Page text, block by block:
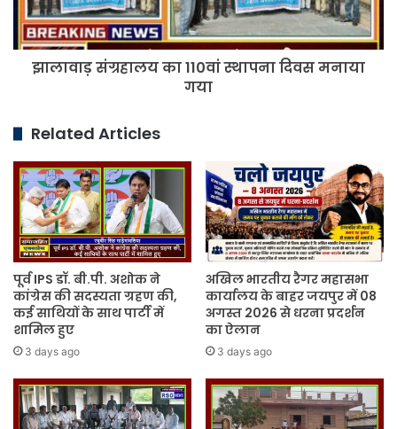
मनाया
गया
झालावाड़ संग्रहालय का 110वां स्थापना दिवस मनाया
गया
Related Articles
पूर्व IPS डॉ. बी.पी. अशोक ने
कांग्रेस की सदस्यता ग्रहण की,
कई साथियों के साथ पार्टी में
शामिल हुए
3 days ago
अखिल भारतीय रैगर महासभा
कार्यालय के बाहर जयपुर में 08
अगस्त 2026 से धरना प्रदर्शन
का ऐलान
3 days ago